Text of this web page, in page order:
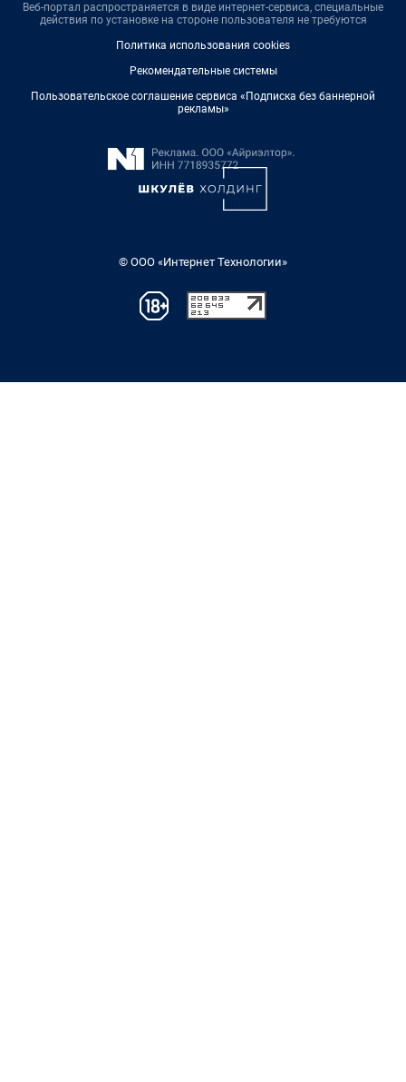
Веб-портал распространяется в виде интернет-сервиса, специальные
действия по установке на стороне пользователя не требуются
Политика использования cookies
Рекомендательные системы
Пользовательское соглашение сервиса «Подписка без баннерной
рекламы»
© ООО «Интернет Технологии»